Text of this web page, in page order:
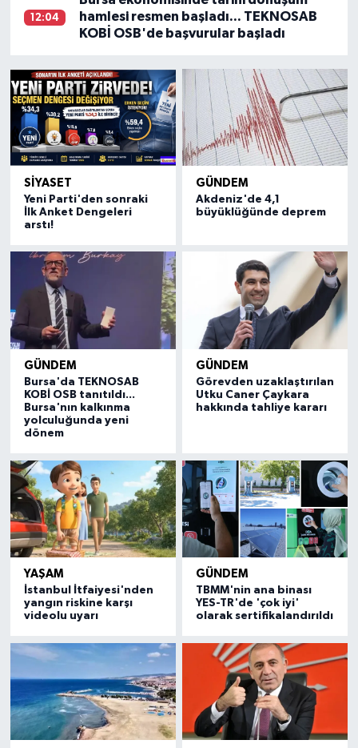
12:04
hamlesi resmen başladı... TEKNOSAB
KOBİ OSB'de başvurular başladı
SİYASET
Yeni Parti'den sonraki
İlk Anket Dengeleri
arstı!
GÜNDEM
Akdeniz'de 4,1
büyüklüğünde deprem
GÜNDEM
Bursa'da TEKNOSAB
KOBİ OSB tanıtıldı...
Bursa'nın kalkınma
yolculuğunda yeni
dönem
GÜNDEM
Görevden uzaklaştırılan
Utku Caner Çaykara
hakkında tahliye kararı
YAŞAM
İstanbul İtfaiyesi'nden
yangın riskine karşı
videolu uyarı
GÜNDEM
TBMM'nin ana binası
YES-TR'de 'çok iyi'
olarak sertifikalandırıldı